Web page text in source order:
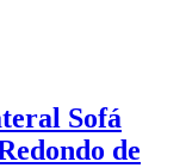
Sofá
de